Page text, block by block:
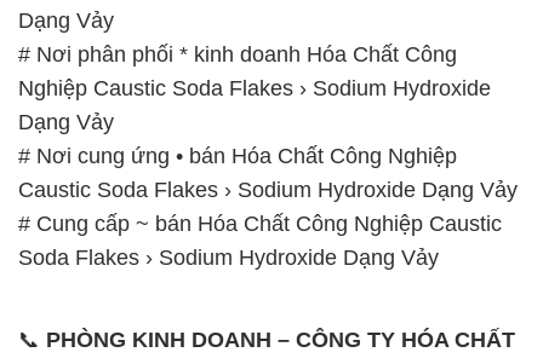
Dạng Vảy
# Nơi phân phối * kinh doanh Hóa Chất Công
Nghiệp Caustic Soda Flakes › Sodium Hydroxide
Dạng Vảy
# Nơi cung ứng • bán Hóa Chất Công Nghiệp
Caustic Soda Flakes › Sodium Hydroxide Dạng Vảy
# Cung cấp ~ bán Hóa Chất Công Nghiệp Caustic
Soda Flakes › Sodium Hydroxide Dạng Vảy
📞 PHÒNG KINH DOANH – CÔNG TY HÓA CHẤT